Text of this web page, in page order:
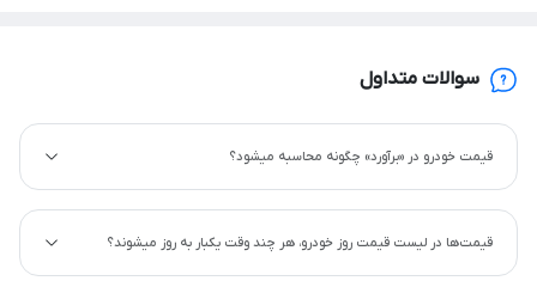
سوالات متداول
قیمت خودرو در «برآورد» چگونه محاسبه میشود؟
قیمت‌ها در لیست قیمت روز خودرو، هر چند وقت یکبار به روز میشوند؟